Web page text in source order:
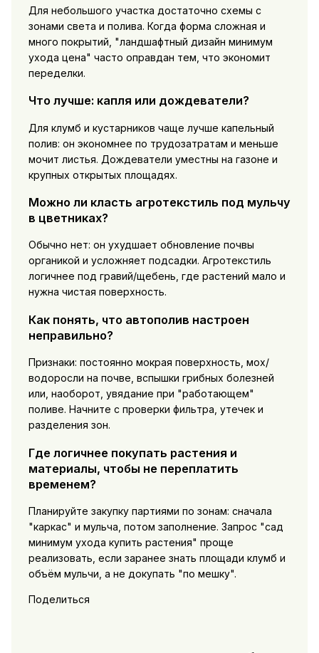
Для небольшого участка достаточно схемы с
зонами света и полива. Когда форма сложная и
много покрытий, "ландшафтный дизайн минимум
ухода цена" часто оправдан тем, что экономит
переделки.
Что лучше: капля или дождеватели?
Для клумб и кустарников чаще лучше капельный
полив: он экономнее по трудозатратам и меньше
мочит листья. Дождеватели уместны на газоне и
крупных открытых площадях.
Можно ли класть агротекстиль под мульчу
в цветниках?
Обычно нет: он ухудшает обновление почвы
органикой и усложняет подсадки. Агротекстиль
логичнее под гравий/щебень, где растений мало и
нужна чистая поверхность.
Как понять, что автополив настроен
неправильно?
Признаки: постоянно мокрая поверхность, мох/
водоросли на почве, вспышки грибных болезней
или, наоборот, увядание при "работающем"
поливе. Начните с проверки фильтра, утечек и
разделения зон.
Где логичнее покупать растения и
материалы, чтобы не переплатить
временем?
Планируйте закупку партиями по зонам: сначала
"каркас" и мульча, потом заполнение. Запрос "сад
минимум ухода купить растения" проще
реализовать, если заранее знать площади клумб и
объём мульчи, а не докупать "по мешку".
Поделиться